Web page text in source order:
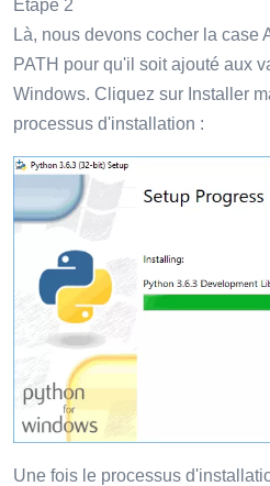
Étape 2
Là, nous devons cocher la case
PATH pour qu'il soit ajouté aux
Windows. Cliquez sur Installer
processus d'installation :
Une fois le processus